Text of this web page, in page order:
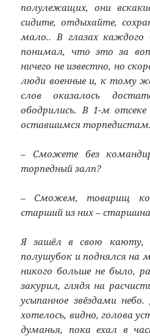
полулежащих, они
сидите, отдыхайте,
мало.. В глазах
понимал, что это за
ничего не известно, но
люди военные и, к тому
слов оказалось
ободрились. В 1-м
оставшимся
– Сможете без
торпедный залп?
– Сможем, товарищ
старший из них –
Я зашёл в свою каюту,
полушубок и поднялся на
никого больше не было,
закурил, глядя на
усыпанное звёздами
хотелось, видно, голова
думанья, пока ехал в